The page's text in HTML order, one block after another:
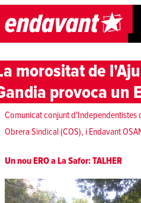
Skip to content
morositat de
provoca un
Comunicat conjunt d'Independentistes
Obrera Sindical (COS), i Endavant
Un nou ERO a La Safor: TALHER